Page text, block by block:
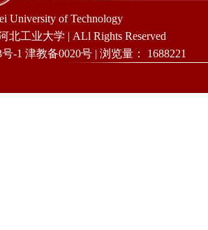
University of Technology
北工业大学 | ALl Rights Reserved
-1 津教备0020号 | 浏览量： 1688221